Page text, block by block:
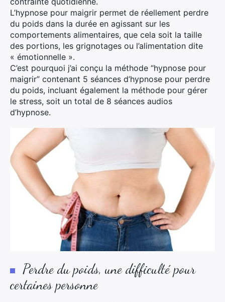
L’hypnose pour maigrir permet de réellement perdre
du poids dans la durée en agissant sur les
comportements alimentaires, que cela soit la taille
des portions, les grignotages ou l’alimentation dite
« émotionnelle ».
C’est pourquoi j’ai conçu la méthode “hypnose pour
maigrir” contenant 5 séances d’hypnose pour perdre
du poids, incluant également la méthode pour gérer
le stress, soit un total de 8 séances audios
d’hypnose.
Perdre du poids, une difficulté pour
certaines personne